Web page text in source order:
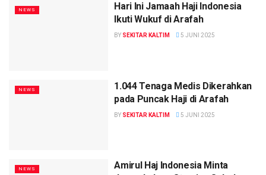
NEWS
Hari Ini Jamaah Haji Indonesia
Ikuti Wukuf di Arafah
BY SEKITAR KALTIM 5 JUNI 2025
NEWS
1.044 Tenaga Medis Dikerahkan
pada Puncak Haji di Arafah
BY SEKITAR KALTIM 5 JUNI 2025
NEWS
Amirul Haj Indonesia Minta